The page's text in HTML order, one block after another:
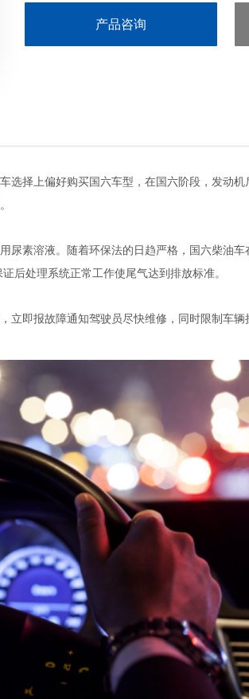
产品咨询
选择上偏好购买国六车型，在国六阶段，发动
尿素溶液。随着环保法的日趋严格，国六柴油
后处理系统正常工作使尾气达到排放标准。
立即报故障通知驾驶员尽快维修，同时限制车